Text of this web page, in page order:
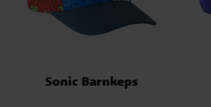
Sonic Barnkeps